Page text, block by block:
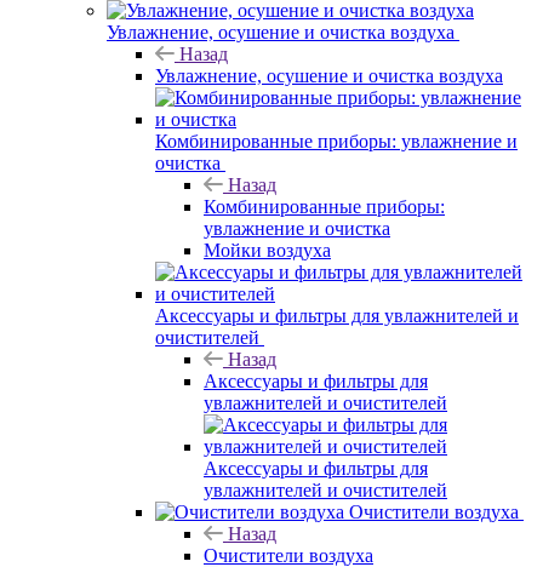
Увлажнение, осушение и очистка воздуха
Назад
Увлажнение, осушение и очистка воздуха
Комбинированные приборы: увлажнение и
очистка
Назад
Комбинированные приборы:
увлажнение и очистка
Мойки воздуха
Аксессуары и фильтры для увлажнителей и
очистителей
Назад
Аксессуары и фильтры для
увлажнителей и очистителей
Аксессуары и фильтры для
увлажнителей и очистителей
Очистители воздуха
Назад
Очистители воздуха